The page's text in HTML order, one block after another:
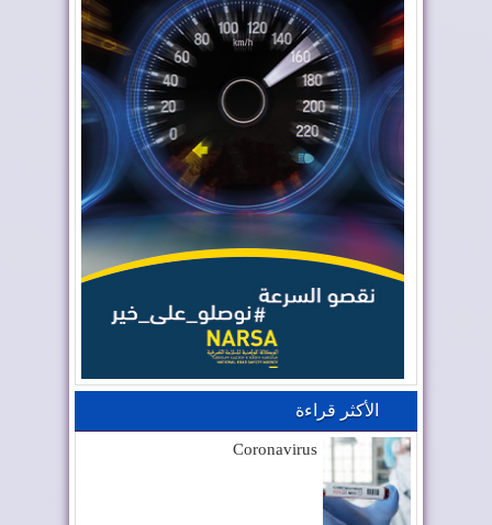
الأكثر قراءة
Coronavirus